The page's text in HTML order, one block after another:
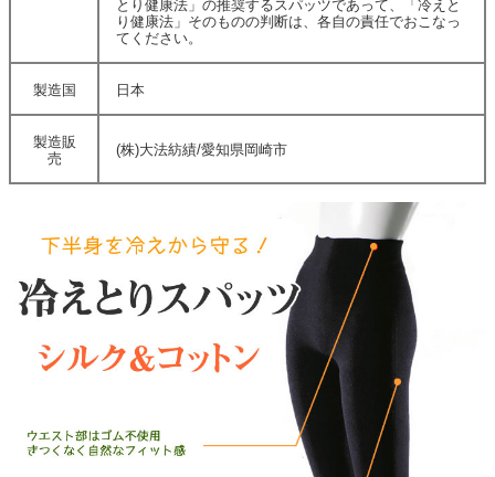
とり健康法」の推奨するスパッツであって、「冷えと
り健康法」そのものの判断は、各自の責任でおこなっ
てください。
製造国 日本
製造販
売
(株)大法紡績/愛知県岡崎市